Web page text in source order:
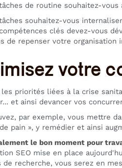
de routine souhaitez-
souhaitez-vous
clés devez-vous
de repenser votre organisation
votre
les priorités liées à la crise
et ainsi devancer vos
par exemple, vous mettre
pain », y remédier et ainsi
le bon moment pour
SEO mise en place
de recherche, vous serez en